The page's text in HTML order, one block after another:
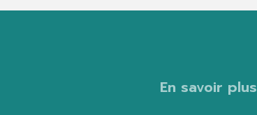
En savoir plus